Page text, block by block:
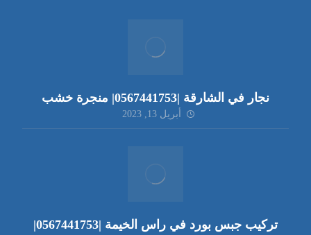
نجار في الشارقة |0567441753| منجرة خشب
أبريل 13, 2023
تركيب جبس بورد في راس الخيمة |0567441753|